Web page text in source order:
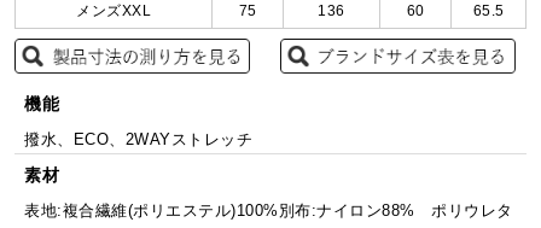
メンズXXL 75 136 60 65.5
機能
撥水、ECO、2WAYストレッチ
素材
表地:複合繊維(ポリエステル)100%別布:ナイロン88% ポリウレタ